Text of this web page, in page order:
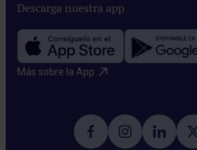
Descarga nuestra app
Más sobre la App​